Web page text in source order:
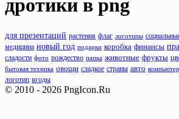
дротики в png
для презентаций растения флаг логотипы
медицина новый год подарки коробка финансы
сладости фото рождество папка животные фрукты
бытовая техника овощи сладкое страны авто компьютер
логотип ягоды
© 2010 - 2026 PngIcon.Ru